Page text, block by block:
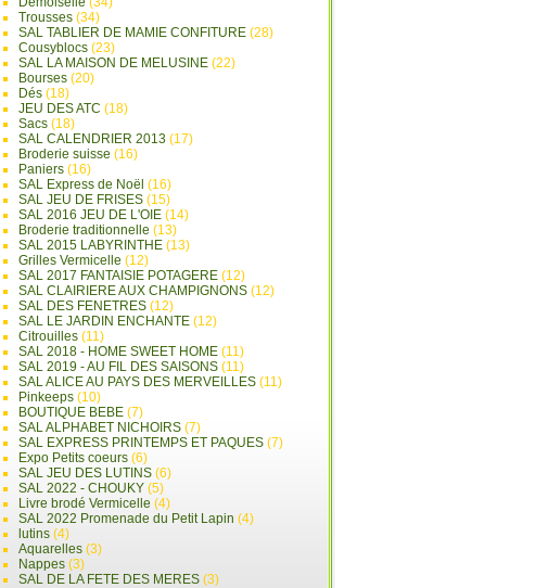
Trousses (34)
SAL TABLIER DE MAMIE CONFITURE (28)
Cousyblocs (23)
SAL LA MAISON DE MELUSINE (22)
Bourses (20)
Dés (18)
JEU DES ATC (18)
Sacs (18)
SAL CALENDRIER 2013 (17)
Broderie suisse (16)
Paniers (16)
SAL Express de Noël (16)
SAL JEU DE FRISES (15)
SAL 2016 JEU DE L'OIE (14)
Broderie traditionnelle (13)
SAL 2015 LABYRINTHE (13)
Grilles Vermicelle (12)
SAL 2017 FANTAISIE POTAGERE (12)
SAL CLAIRIERE AUX CHAMPIGNONS (12)
SAL DES FENETRES (12)
SAL LE JARDIN ENCHANTE (12)
Citrouilles (11)
SAL 2018 - HOME SWEET HOME (11)
SAL 2019 - AU FIL DES SAISONS (11)
SAL ALICE AU PAYS DES MERVEILLES (11)
Pinkeeps (10)
BOUTIQUE BEBE (7)
SAL ALPHABET NICHOIRS (7)
SAL EXPRESS PRINTEMPS ET PAQUES (7)
Expo Petits coeurs (6)
SAL JEU DES LUTINS (6)
SAL 2022 - CHOUKY (5)
Livre brodé Vermicelle (4)
SAL 2022 Promenade du Petit Lapin (4)
lutins (4)
Aquarelles (3)
Nappes (3)
SAL DE LA FETE DES MERES (3)